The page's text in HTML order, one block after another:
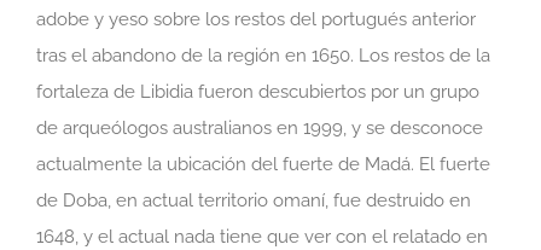
adobe y yeso sobre los restos del portugués anterior
tras el abandono de la región en 1650. Los restos de la
fortaleza de Libidia fueron descubiertos por un grupo
de arqueólogos australianos en 1999, y se desconoce
actualmente la ubicación del fuerte de Madá. El fuerte
de Doba, en actual territorio omaní, fue destruido en
1648, y el actual nada tiene que ver con el relatado en